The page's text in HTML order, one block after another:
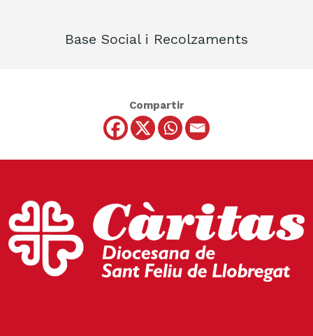
Base Social i Recolzaments
Compartir